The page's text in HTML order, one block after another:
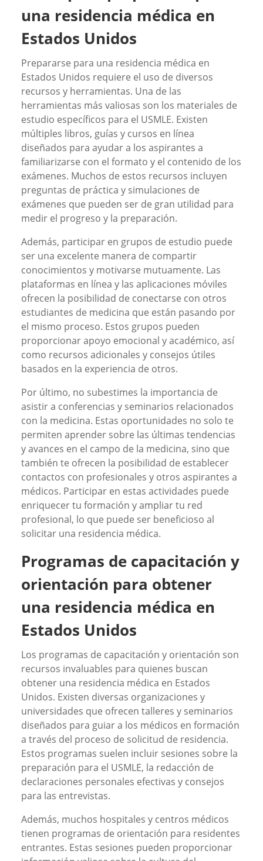
una residencia médica en
Estados Unidos
Prepararse para una residencia médica en
Estados Unidos requiere el uso de diversos
recursos y herramientas. Una de las
herramientas más valiosas son los materiales de
estudio específicos para el USMLE. Existen
múltiples libros, guías y cursos en línea
diseñados para ayudar a los aspirantes a
familiarizarse con el formato y el contenido de los
exámenes. Muchos de estos recursos incluyen
preguntas de práctica y simulaciones de
exámenes que pueden ser de gran utilidad para
medir el progreso y la preparación.
Además, participar en grupos de estudio puede
ser una excelente manera de compartir
conocimientos y motivarse mutuamente. Las
plataformas en línea y las aplicaciones móviles
ofrecen la posibilidad de conectarse con otros
estudiantes de medicina que están pasando por
el mismo proceso. Estos grupos pueden
proporcionar apoyo emocional y académico, así
como recursos adicionales y consejos útiles
basados en la experiencia de otros.
Por último, no subestimes la importancia de
asistir a conferencias y seminarios relacionados
con la medicina. Estas oportunidades no solo te
permiten aprender sobre las últimas tendencias
y avances en el campo de la medicina, sino que
también te ofrecen la posibilidad de establecer
contactos con profesionales y otros aspirantes a
médicos. Participar en estas actividades puede
enriquecer tu formación y ampliar tu red
profesional, lo que puede ser beneficioso al
solicitar una residencia médica.
Programas de capacitación y
orientación para obtener
una residencia médica en
Estados Unidos
Los programas de capacitación y orientación son
recursos invaluables para quienes buscan
obtener una residencia médica en Estados
Unidos. Existen diversas organizaciones y
universidades que ofrecen talleres y seminarios
diseñados para guiar a los médicos en formación
a través del proceso de solicitud de residencia.
Estos programas suelen incluir sesiones sobre la
preparación para el USMLE, la redacción de
declaraciones personales efectivas y consejos
para las entrevistas.
Además, muchos hospitales y centros médicos
tienen programas de orientación para residentes
entrantes. Estas sesiones pueden proporcionar